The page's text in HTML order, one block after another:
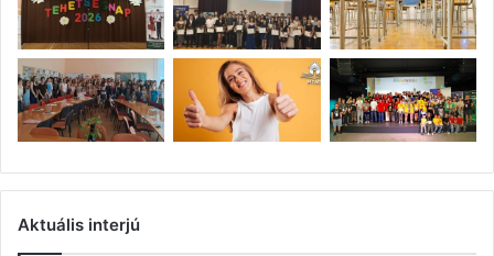
Aktuális interjú